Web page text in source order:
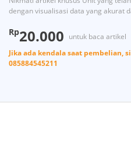
dengan visualisasi data yang akurat
Rp20.000 untuk baca artikel
Jika ada kendala saat pembelian,
085884545211